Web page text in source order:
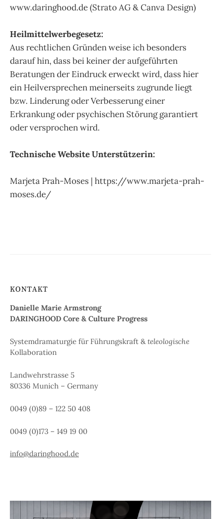
www.daringhood.de (Strato AG & Canva Design)
Heilmittelwerbegesetz:
Aus rechtlichen Gründen weise ich besonders
darauf hin, dass bei keiner der aufgeführten
Beratungen der Eindruck erweckt wird, dass hier
ein Heilversprechen meinerseits zugrunde liegt
bzw. Linderung oder Verbesserung einer
Erkrankung oder psychischen Störung garantiert
oder versprochen wird.
Technische Website Unterstützerin:
Marjeta Prah-Moses | https://www.marjeta-prah-
moses.de/
KONTAKT
Danielle Marie Armstrong
DARINGHOOD Core & Culture Progress
Systemdramaturgie für Führungskraft &teleologische
Kollaboration
Landwehrstrasse 5
80336 Munich – Germany
0049 (0)89 – 122 50 408
0049 (0)173 – 149 19 00
info@daringhood.de